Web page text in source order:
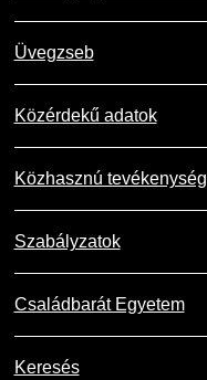
Üvegzseb
Közérdekű adatok
Közhasznú tevékenység
Szabályzatok
Családbarát Egyetem
Keresés